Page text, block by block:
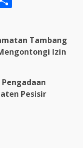
Tambang
Izin
Pesisir